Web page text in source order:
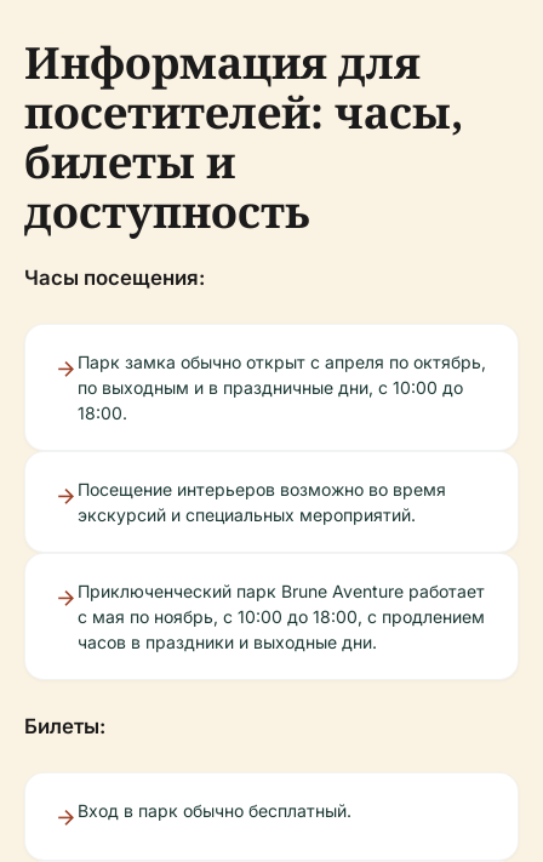
Информация для
посетителей: часы,
билеты и
доступность
Часы посещения:
Парк замка обычно открыт с апреля по октябрь,
по выходным и в праздничные дни, с 10:00 до
18:00.
Посещение интерьеров возможно во время
экскурсий и специальных мероприятий.
Приключенческий парк Brune Aventure работает
с мая по ноябрь, с 10:00 до 18:00, с продлением
часов в праздники и выходные дни.
Билеты:
Вход в парк обычно бесплатный.